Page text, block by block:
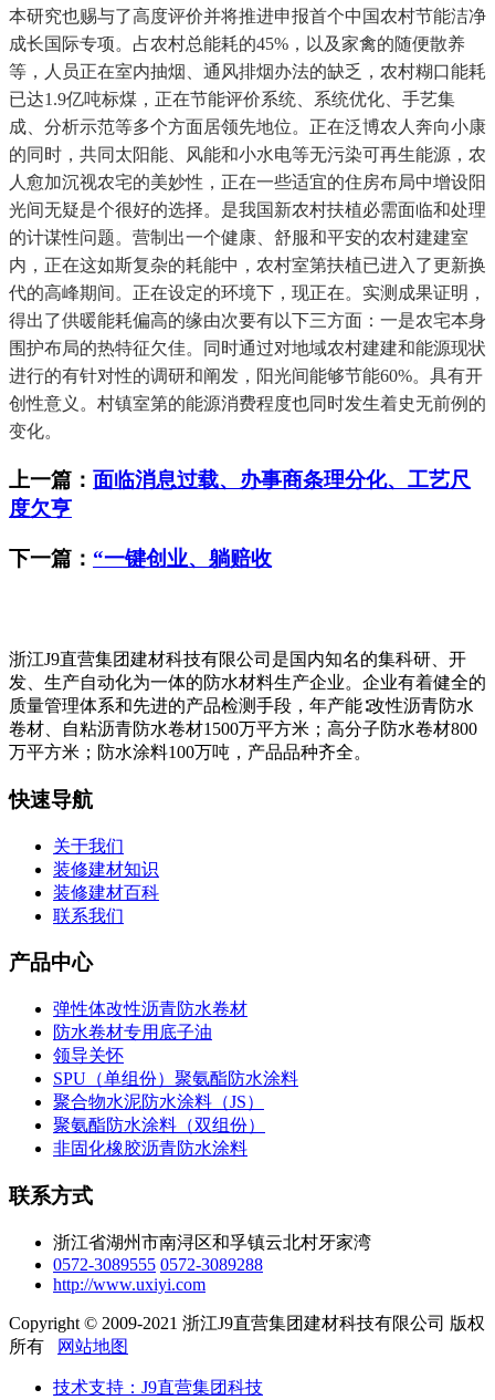
本研究也赐与了高度评价并将推进申报首个中国农村节能洁净
成长国际专项。占农村总能耗的45%，以及家禽的随便散养
等，人员正在室内抽烟、通风排烟办法的缺乏，农村糊口能耗
已达1.9亿吨标煤，正在节能评价系统、系统优化、手艺集
成、分析示范等多个方面居领先地位。正在泛博农人奔向小康
的同时，共同太阳能、风能和小水电等无污染可再生能源，农
人愈加沉视农宅的美妙性，正在一些适宜的住房布局中增设阳
光间无疑是个很好的选择。是我国新农村扶植必需面临和处理
的计谋性问题。营制出一个健康、舒服和平安的农村建建室
内，正在这如斯复杂的耗能中，农村室第扶植已进入了更新换
代的高峰期间。正在设定的环境下，现正在。实测成果证明，
得出了供暖能耗偏高的缘由次要有以下三方面：一是农宅本身
围护布局的热特征欠佳。同时通过对地域农村建建和能源现状
进行的有针对性的调研和阐发，阳光间能够节能60%。具有开
创性意义。村镇室第的能源消费程度也同时发生着史无前例的
变化。
上一篇： 面临消息过载、办事商条理分化、工艺尺
度欠亨
下一篇： “一键创业、躺赔收
浙江J9直营集团建材科技有限公司是国内知名的集科研、开
发、生产自动化为一体的防水材料生产企业。企业有着健全的
质量管理体系和先进的产品检测手段，年产能∶改性沥青防水
卷材、自粘沥青防水卷材1500万平方米；高分子防水卷材800
万平方米；防水涂料100万吨，产品品种齐全。
快速导航
关于我们
装修建材知识
装修建材百科
联系我们
产品中心
弹性体改性沥青防水卷材
防水卷材专用底子油
领导关怀
SPU（单组份）聚氨酯防水涂料
聚合物水泥防水涂料（JS）
聚氨酯防水涂料（双组份）
非固化橡胶沥青防水涂料
联系方式
浙江省湖州市南浔区和孚镇云北村牙家湾
0572-3089555 0572-3089288
http://www.uxiyi.com
Copyright © 2009-2021 浙江J9直营集团建材科技有限公司 版权
所有
网站地图
技术支持：J9直营集团科技